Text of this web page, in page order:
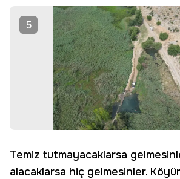
5
Temiz tutmayacaklarsa
alacaklarsa hiç gelmesinler.